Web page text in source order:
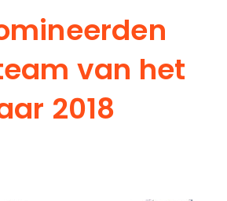
van het
2018